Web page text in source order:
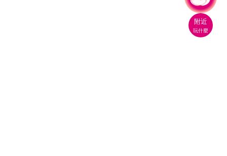
附近
玩什麼